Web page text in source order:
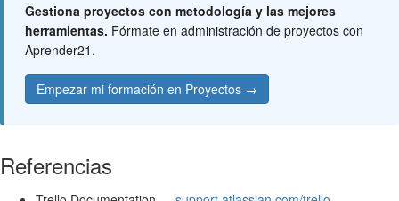
Gestiona proyectos con metodología y las mejores
herramientas. Fórmate en administración de proyectos con
Aprender21.
Empezar mi formación en Proyectos →
Referencias